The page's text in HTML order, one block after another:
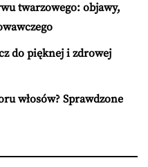
twarzowego: objawy,
do pięknej i zdrowej
włosów? Sprawdzone